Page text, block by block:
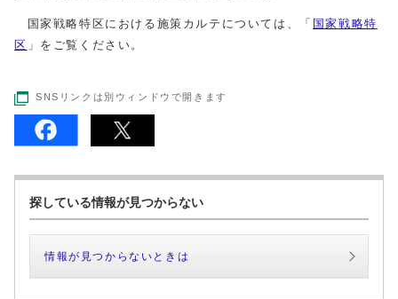
国家戦略特区における施策カルテについては、「 国家戦略特
区 」をご覧ください。
SNSリンクは別ウィンドウで開きます
探している情報が見つからない
情報が見つからないときは